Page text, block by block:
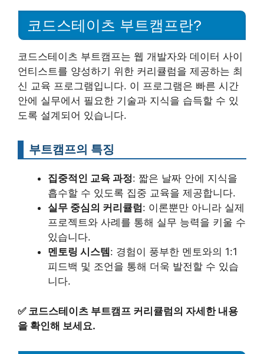
코드스테이츠 부트캠프란?
코드스테이츠 부트캠프는 웹 개발자와 데이터 사이
언티스트를 양성하기 위한 커리큘럼을 제공하는 최
신 교육 프로그램입니다. 이 프로그램은 빠른 시간
안에 실무에서 필요한 기술과 지식을 습득할 수 있
도록 설계되어 있습니다.
부트캠프의 특징
집중적인 교육 과정: 짧은 날짜 안에 지식을
흡수할 수 있도록 집중 교육을 제공합니다.
실무 중심의 커리큘럼 : 이론뿐만 아니라 실제
프로젝트와 사례를 통해 실무 능력을 키울 수
있습니다.
멘토링 시스템 : 경험이 풍부한 멘토와의 1:1
피드백 및 조언을 통해 더욱 발전할 수 있습
니다.
✅ 코드스테이츠 부트캠프 커리큘럼의 자세한 내용
을 확인해 보세요.